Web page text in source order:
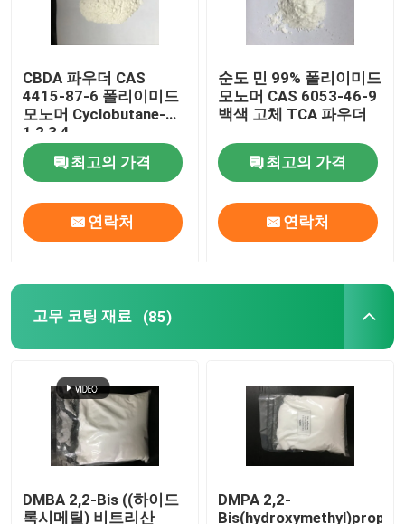
식품 영양 보충제
특수 화학 약품
CBDA 파우더 CAS
4415-87-6 폴리이미드
모노머 Cyclobutane-
1,2,3,4-
Tetracarboxylic 산 이
무수물최고의 가격
연락처
순도 민 99% 폴리이미드
모노머 CAS 6053-46-9
백색 고체 TCA 파우더
최고의 가격
연락처
고무 코팅 재료 (85)
DMBA 2,2-Bis ((하이드
록시메틸) 비트리산
DMPA 2,2-